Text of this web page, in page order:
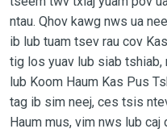
ntau. Qhov kawg nws ua
ib lub tuam tsev rau cov
tig los yuav lub siab tshiab,
lub Koom Haum Kas Pus
tag ib sim neej, ces tsis
Haum mus, vim nws lub